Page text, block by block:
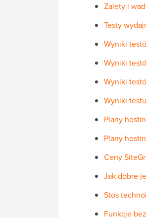
Zalety i
Testy
Wyniki
Wyniki
Wyniki
Wyniki
Plany
Plany
Ceny
Jak dobre
Stos
Funkcje